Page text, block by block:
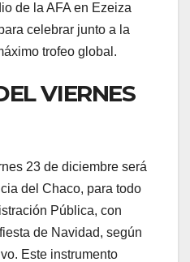
de la AFA en Ezeiza
celebrar junto a la
trofeo global.
VIERNES
23 de diciembre será
del Chaco, para todo
Pública, con
de Navidad, según
Este instrumento